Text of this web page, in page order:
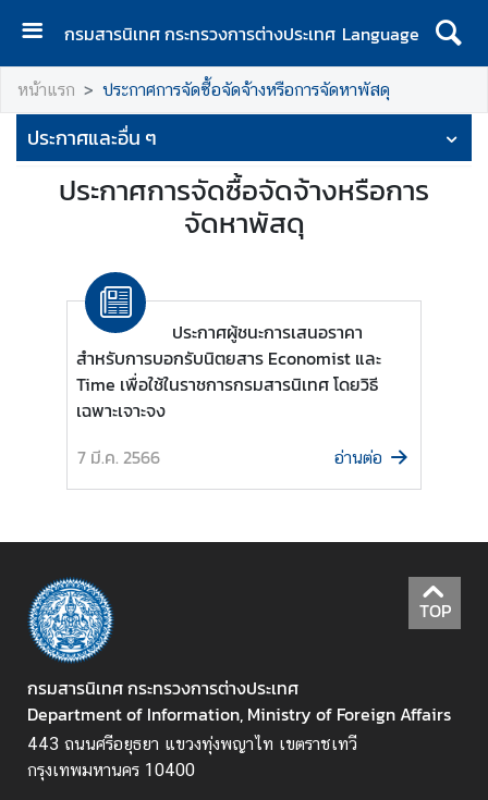
กรมสารนิเทศ กระทรวงการต่างประเทศ Language
ห
น้
แ
ร
ก
ว
ส
า
ร
แ
ล
ะ
กิ
หน้าแรก ประกาศการจัดซื้อจัดจ้างหรือการจัดหาพัสดุ
ประกาศและอื่น ๆ
ประกาศการจัดซื้อจัดจ้างหรือการ
จัดหาพัสดุ
ประกาศผู้ชนะการเสนอราคา
สำหรับการบอกรับนิตยสาร Economist และ
Time เพื่อใช้ในราชการกรมสารนิเทศ โดยวิธี
เฉพาะเจาะจง
7 มี.ค. 2566
อ่านต่อ
TOP
กรมสารนิเทศ กระทรวงการต่างประเทศ
Department of Information, Ministry of Foreign Affairs
443 ถนนศรีอยุธยา แขวงทุ่งพญาไท เขตราชเทวี
กรุงเทพมหานคร 10400